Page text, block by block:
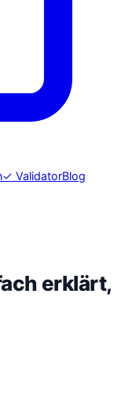
✓ ValidatorBlog
erklärt,